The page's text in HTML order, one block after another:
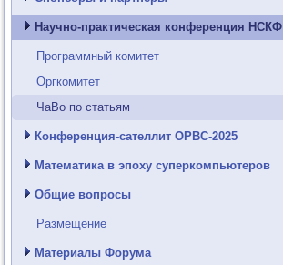
Научно-практическая конференция НСКФ
Программный комитет
Оргкомитет
ЧаВо по статьям
Конференция-сателлит ОРВС-2025
Математика в эпоху суперкомпьютеров
Общие вопросы
Размещение
Материалы Форума